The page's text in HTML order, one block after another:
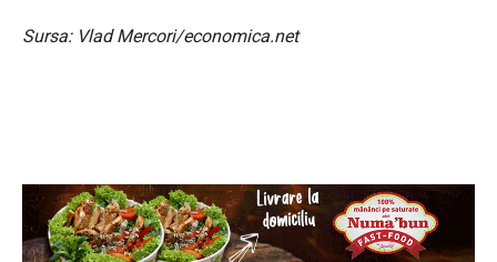
Sursa: Vlad Mercori/economica.net